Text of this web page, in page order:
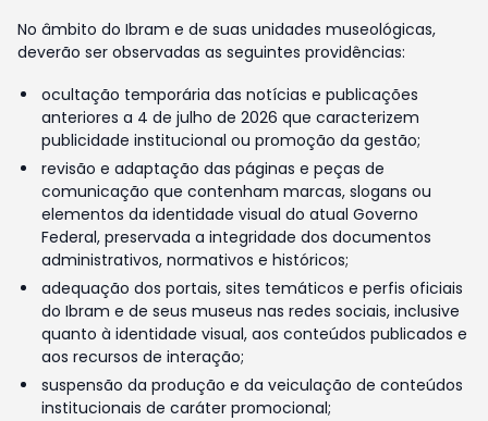
No âmbito do Ibram e de suas unidades museológicas,
deverão ser observadas as seguintes providências:
ocultação temporária das notícias e publicações
anteriores a 4 de julho de 2026 que caracterizem
publicidade institucional ou promoção da gestão;
revisão e adaptação das páginas e peças de
comunicação que contenham marcas, slogans ou
elementos da identidade visual do atual Governo
Federal, preservada a integridade dos documentos
administrativos, normativos e históricos;
adequação dos portais, sites temáticos e perfis oficiais
do Ibram e de seus museus nas redes sociais, inclusive
quanto à identidade visual, aos conteúdos publicados e
aos recursos de interação;
suspensão da produção e da veiculação de conteúdos
institucionais de caráter promocional;